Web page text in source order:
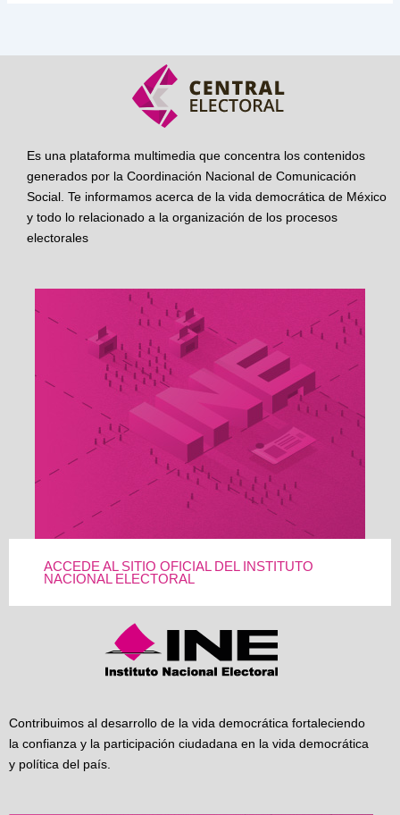
Es una plataforma multimedia que concentra los contenidos
generados por la Coordinación Nacional de Comunicación
Social. Te informamos acerca de la vida democrática de México
y todo lo relacionado a la organización de los procesos
electorales
ACCEDE AL SITIO OFICIAL DEL INSTITUTO
NACIONAL ELECTORAL
Contribuimos al desarrollo de la vida democrática fortaleciendo
la confianza y la participación ciudadana en la vida democrática
y política del país.